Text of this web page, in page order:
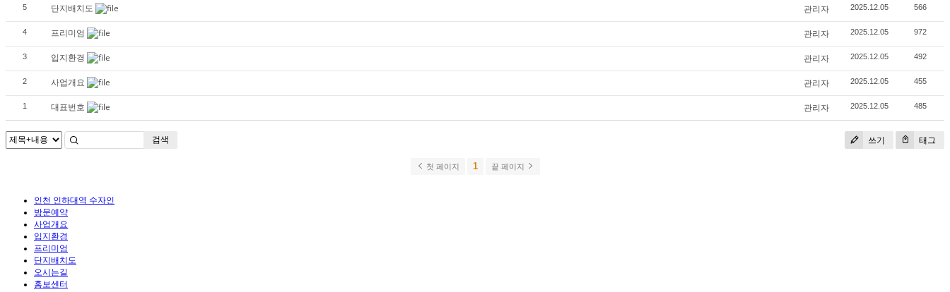
5 단지배치도 관리자 2025.12.05 566
4 프리미엄 관리자 2025.12.05 972
3 입지환경 관리자 2025.12.05 492
2 사업개요 관리자 2025.12.05 455
1 대표번호 관리자 2025.12.05 485
쓰기 태그
검색
첫 페이지 1 끝 페이지
인천 인하대역 수자인
방문예약
사업개요
입지환경
프리미엄
단지배치도
오시는길
홍보센터